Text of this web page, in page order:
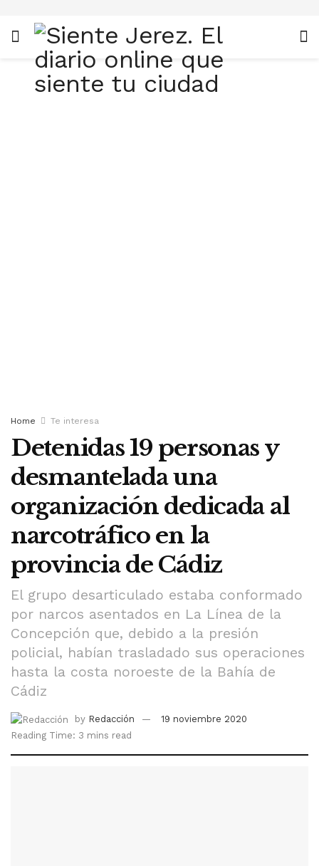
Home Te interesa
Detenidas 19 personas y
desmantelada una
organización dedicada al
narcotráfico en la
provincia de Cádiz
El grupo desarticulado estaba conformado
por narcos asentados en La Línea de la
Concepción que, debido a la presión
policial, habían trasladado sus operaciones
hasta la costa noroeste de la Bahía de
Cádiz
by Redacción
19 noviembre 2020
Reading Time: 3 mins read